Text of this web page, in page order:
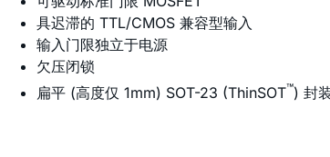
具迟滞的 TTL/CMOS 兼容型输入
输入门限独立于电源
欠压闭锁
扁平 (高度仅 1mm) SOT-23 (ThinSOT™) 封